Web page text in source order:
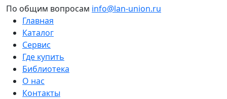
По общим вопросам info@lan-union.ru
Главная
Каталог
Сервис
Где купить
Библиотека
О нас
Контакты